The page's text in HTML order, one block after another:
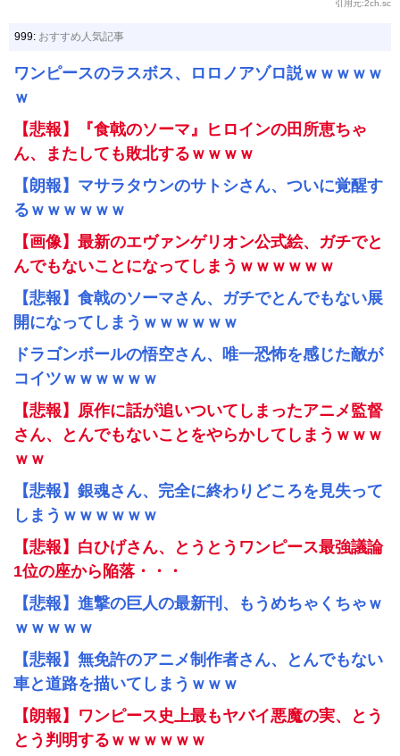
引用元:2ch.sc
999: おすすめ人気記事
ワンピースのラスボス、ロロノアゾロ説ｗｗｗｗｗ
ｗ
【悲報】『食戟のソーマ』ヒロインの田所恵ちゃ
ん、またしても敗北するｗｗｗｗ
【朗報】マサラタウンのサトシさん、ついに覚醒す
るｗｗｗｗｗｗ
【画像】最新のエヴァンゲリオン公式絵、ガチでと
んでもないことになってしまうｗｗｗｗｗｗ
【悲報】食戟のソーマさん、ガチでとんでもない展
開になってしまうｗｗｗｗｗｗ
ドラゴンボールの悟空さん、唯一恐怖を感じた敵が
コイツｗｗｗｗｗｗ
【悲報】原作に話が追いついてしまったアニメ監督
さん、とんでもないことをやらかしてしまうｗｗｗ
ｗｗ
【悲報】銀魂さん、完全に終わりどころを見失って
しまうｗｗｗｗｗｗ
【悲報】白ひげさん、とうとうワンピース最強議論
1位の座から陥落・・・
【悲報】進撃の巨人の最新刊、もうめちゃくちゃｗ
ｗｗｗｗｗ
【悲報】無免許のアニメ制作者さん、とんでもない
車と道路を描いてしまうｗｗｗ
【朗報】ワンピース史上最もヤバイ悪魔の実、とう
とう判明するｗｗｗｗｗｗ